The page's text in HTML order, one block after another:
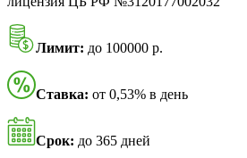
Лимит: до 100000 р.
Ставка: от 0,53% в день
Срок: до 365 дней